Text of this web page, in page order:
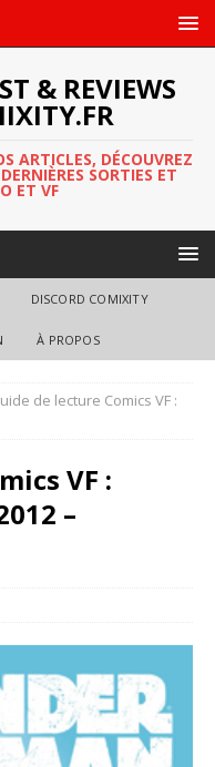
& REVIEWS
ARTICLES, DÉCOUVREZ
SORTIES ET
ET VF
DISCORD COMIXITY
À PROPOS
de lecture Comics VF :
VF :
–